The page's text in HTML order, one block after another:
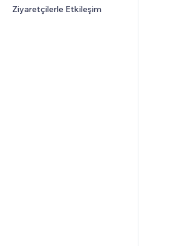
Ziyaretçilerle Etkileşim